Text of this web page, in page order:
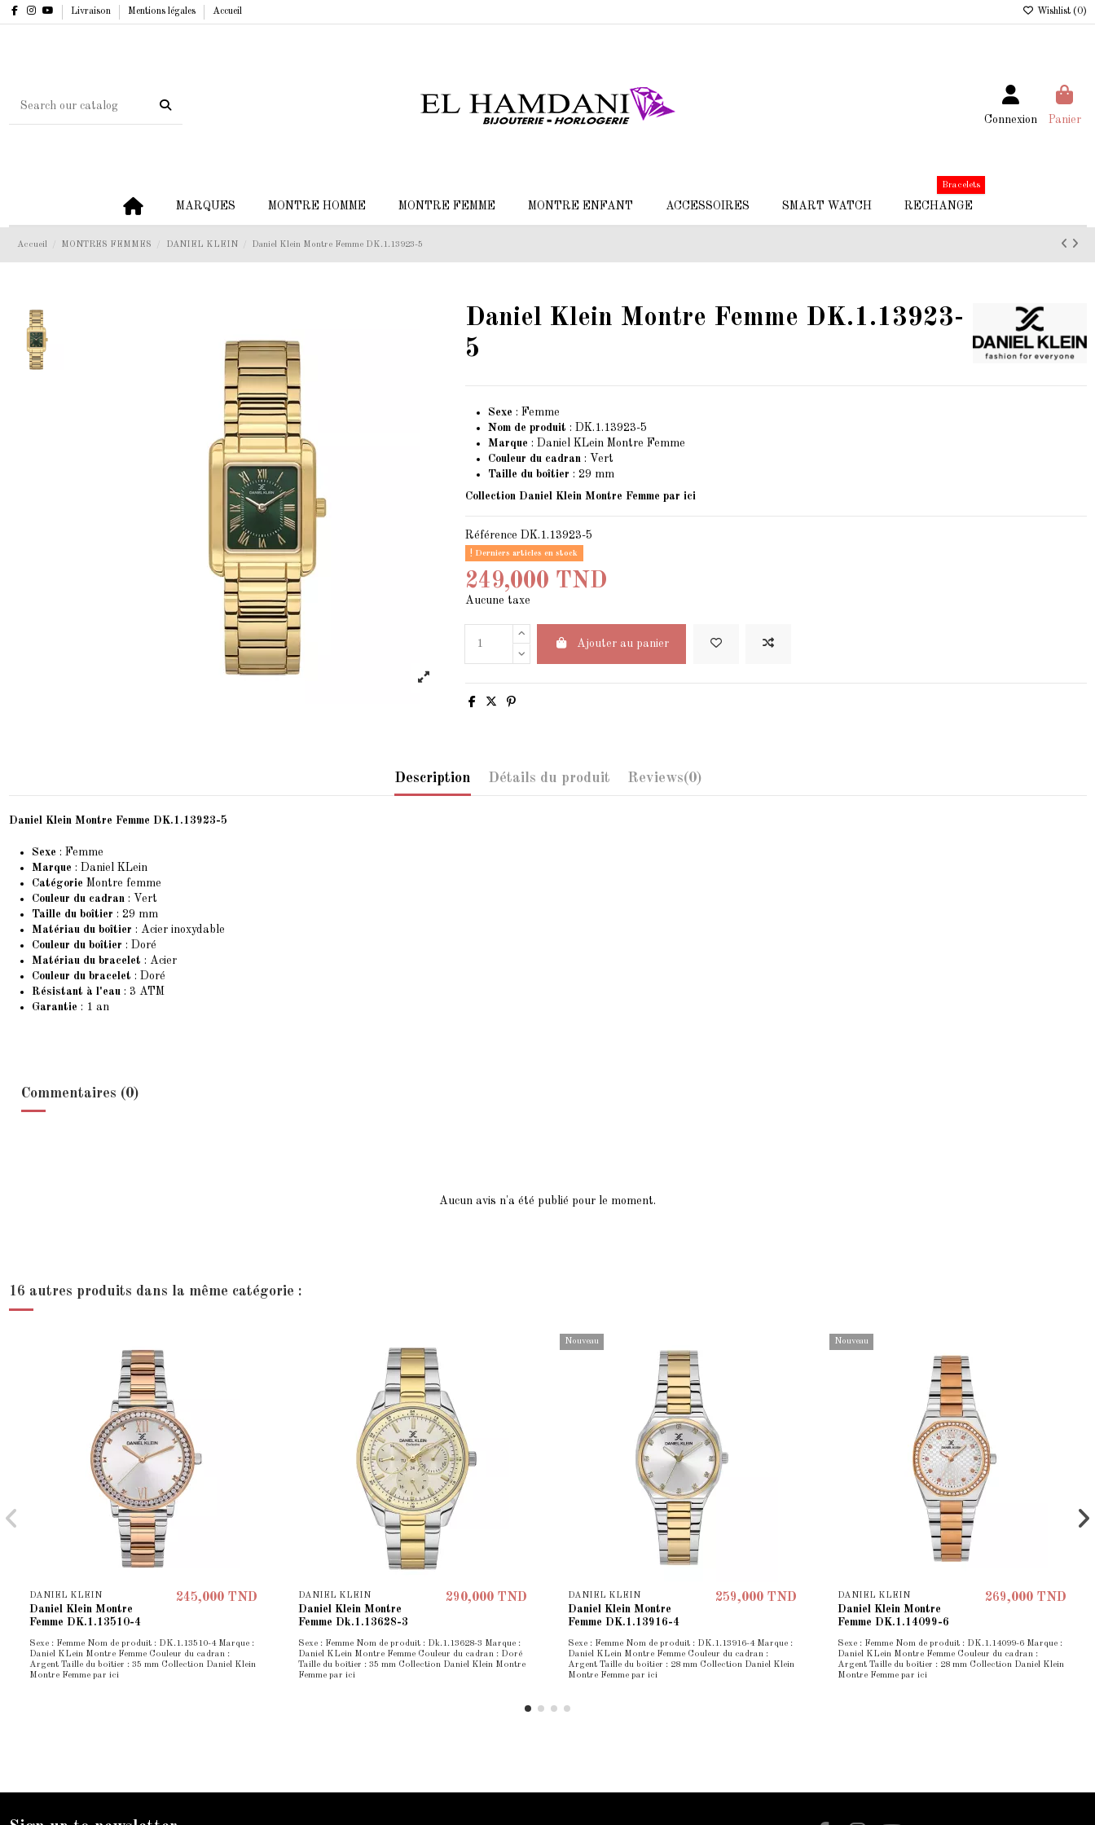
Livraison Mentions légales Accueil Wishlist (0)
Connexion Panier
MARQUES MONTRE HOMME MONTRE FEMME MONTRE ENFANT ACCESSOIRES SMART WATCH RECHANGE
Bracelets
Accueil MONTRES FEMMES DANIEL KLEIN Daniel Klein Montre Femme DK.1.13923-5
Daniel Klein Montre Femme DK.1.13923-
5
Sexe : Femme
Nom de produit : DK.1.13923-5
Marque : Daniel KLein Montre Femme
Couleur du cadran: Vert
Taille du boîtier : 29 mm
Collection Daniel Klein Montre Femme par ici
Référence DK.1.13923-5
Derniers articles en stock
249,000 TND
Aucune taxe
Ajouter au panier
Description Détails du produit Reviews(0)
Daniel Klein Montre Femme DK.1.13923-5
Sexe : Femme
Marque : Daniel KLein
Catégorie Montre femme
Couleur du cadran: Vert
Taille du boîtier : 29 mm
Matériau du boîtier : Acier inoxydable
Couleur du boîtier : Doré
Matériau du bracelet : Acier
Couleur du bracelet : Doré
Résistant à l'eau: 3 ATM
Garantie : 1 an
Commentaires (0)
Aucun avis n'a été publié pour le moment.
16 autres produits dans la même catégorie :
DANIEL KLEIN
Daniel Klein Montre
Femme DK.1.13510-4
245,000 TND
Sexe : Femme Nom de produit : DK.1.13510-4 Marque :
Daniel KLein Montre Femme Couleur du cadran :
Argent Taille du boîtier : 35 mm Collection Daniel Klein
Montre Femme par ici
DANIEL KLEIN
Daniel Klein Montre
Femme Dk.1.13628-3
290,000 TND
Sexe : Femme Nom de produit : Dk.1.13628-3 Marque :
Daniel KLein Montre Femme Couleur du cadran : Doré
Taille du boîtier : 35 mm Collection Daniel Klein Montre
Femme par ici
Nouveau
DANIEL KLEIN
Daniel Klein Montre
Femme DK.1.13916-4
259,000 TND
Sexe : Femme Nom de produit : DK.1.13916-4 Marque :
Daniel KLein Montre Femme Couleur du cadran :
Argent Taille du boîtier : 28 mm Collection Daniel Klein
Montre Femme par ici
Nouveau
DANIEL KLEIN
Daniel Klein Montre
Femme DK.1.14099-6
269,000 TND
Sexe : Femme Nom de produit : DK.1.14099-6 Marque :
Daniel KLein Montre Femme Couleur du cadran :
Argent Taille du boîtier : 28 mm Collection Daniel Klein
Montre Femme par ici